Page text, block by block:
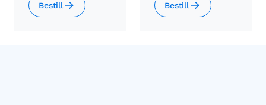
Bestill
Bestill